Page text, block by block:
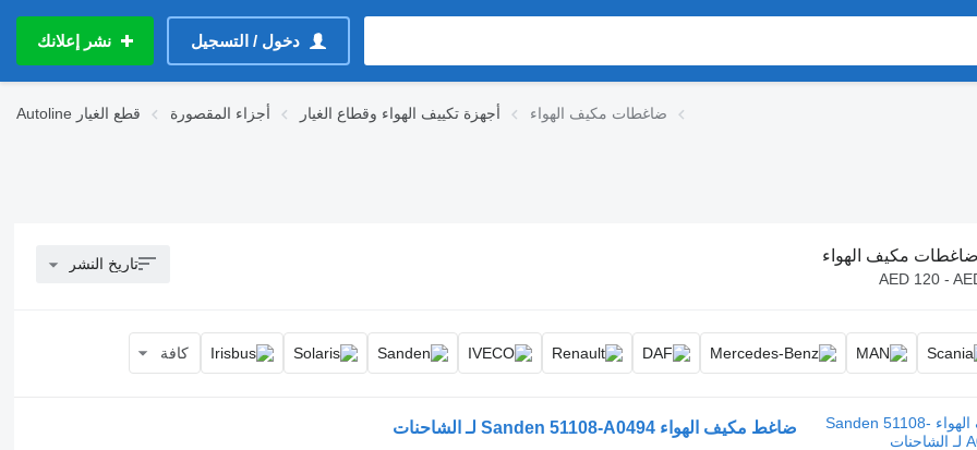
دخول / التسجيل نشر إعلانك
Autoline قطع الغيار أجزاء المقصورة أجهزة تكييف الهواء وقطاع الغيار ضاغطات مكيف الهواء
ضاغطات مكيف الهواء
AED 120 -
تاريخ النشر
كافة
ضاغط مكيف الهواء Sanden 51108-A0494 لـ الشاحنات